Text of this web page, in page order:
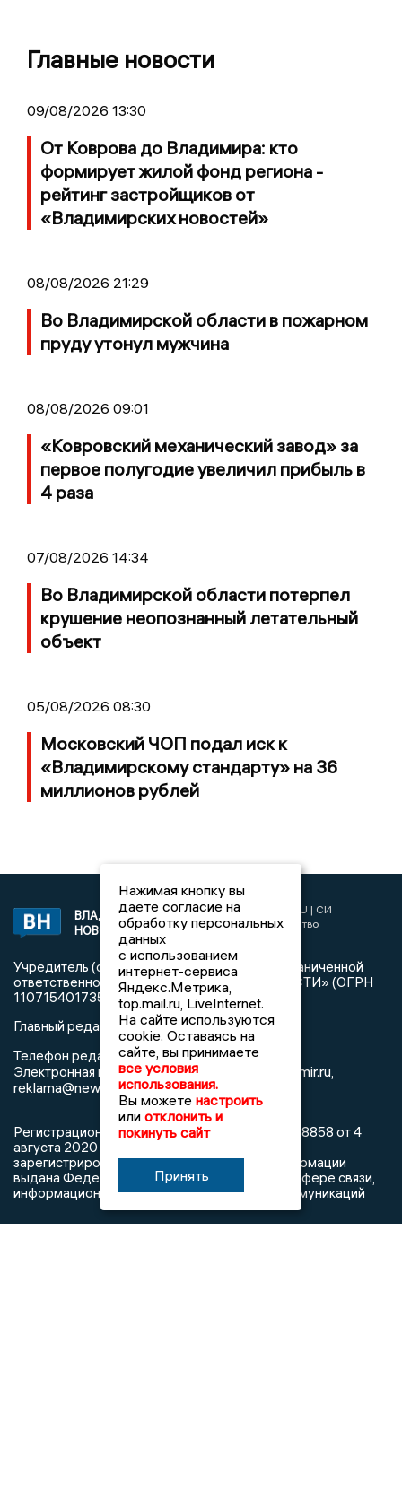
Главные новости
09/08/2026 13:30
От Коврова до Владимира: кто
формирует жилой фонд региона -
рейтинг застройщиков от
«Владимирских новостей»
08/08/2026 21:29
Во Владимирской области в пожарном
пруду утонул мужчина
08/08/2026 09:01
«Ковровский механический завод» за
первое полугодие увеличил прибыль в
4 раза
07/08/2026 14:34
Во Владимирской области потерпел
крушение неопознанный летательный
объект
05/08/2026 08:30
Московский ЧОП подал иск к
«Владимирскому стандарту» на 36
миллионов рублей
ВЛАДИМИРСКИЕ
НОВОСТИ
2017 © NEWSVLADIMIR.RU | СИ
«Информационное агентство
Учредитель (соучредители): Общество с ограниченной
ответственностью «РЕГИОНАЛЬНЫЕ НОВОСТИ» (ОГРН
1107154017354)
Главный редактор: Мазов С. А.
Телефон редакции:8 (4922) 666916
Электронная почта редакции: info@newsvladimir.ru,
reklama@newsvladimir.ru
Регистрационный номер: серия Эл № ФС77-78858 от 4
августа 2020 г. согласно выписке из реестра
зарегистрированных средств массовой информации
выдана Федеральной службой по надзору в сфере связи,
информационных технологий и массовых коммуникаций
Нажимая кнопку вы
даете согласие на
обработку персональных
данных
с использованием
интернет-сервиса
Яндекс.Метрика,
top.mail.ru, LiveInternet.
На сайте используются
cookie. Оставаясь на
сайте, вы принимаете
все условия
использования.
Вы можете настроить
или отклонить и
покинуть сайт
Принять